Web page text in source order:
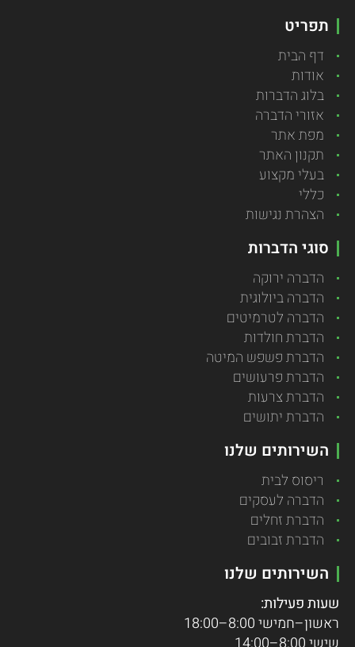
תפריט
דף הבית
אודות
בלוג הדברות
אזורי הדברה
מפת אתר
תקנון האתר
בעלי מקצוע
כללי
הצהרת נגישות
סוגי הדברות
הדברה ירוקה
הדברה ביולוגית
הדברה לטרמיטים
הדברת חולדות
הדברת פשפש המיטה
הדברת פרעושים
הדברת צרעות
הדברת יתושים
השירותים שלנו
ריסוס לבית
הדברה לעסקים
הדברת זחלים
הדברת זבובים
השירותים שלנו
שעות פעילות:
ראשון–חמישי 8:00–18:00